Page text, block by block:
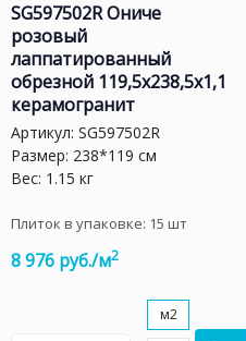
SG597502R Ониче
розовый
лаппатированный
обрезной 119,5x238,5x1,1
керамогранит
Артикул: SG597502R
Размер: 238*119 см
Вес: 1.15 кг
Плиток в упаковке: 15 шт
8 976 руб./м2
м2